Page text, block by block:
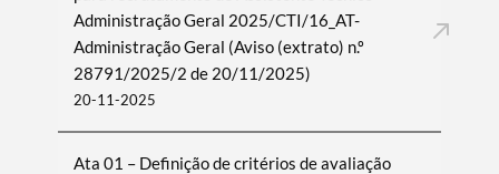
Administração Geral 2025/CTI/16_AT-
Administração Geral (Aviso (extrato) n.º
28791/2025/2 de 20/11/2025)
20-11-2025
Ata 01 – Definição de critérios de avaliação